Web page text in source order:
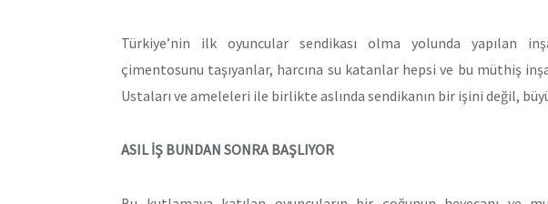
Türkiye’nin ilk oyuncular sendikası olma yolunda yapılan
çimentosunu taşıyanlar, harcına su katanlar hepsi ve bu müthiş
Ustaları ve ameleleri ile birlikte aslında sendikanın bir işini değil,
ASIL İŞ BUNDAN SONRA BAŞLIYOR